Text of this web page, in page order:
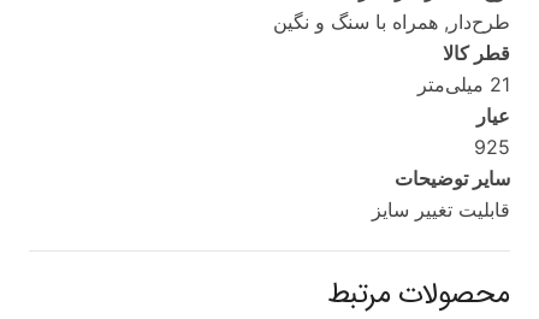
طرح‌دار, همراه با سنگ و نگین
قطر کالا
21 میلی‌متر
عیار
925
سایر توضیحات
قابلیت تغییر سایز
محصولات مرتبط